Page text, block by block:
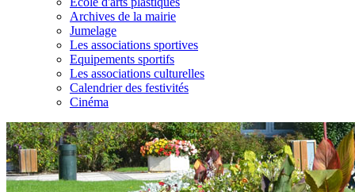
Archives de la mairie
Jumelage
Les associations sportives
Equipements sportifs
Les associations culturelles
Calendrier des festivités
Cinéma